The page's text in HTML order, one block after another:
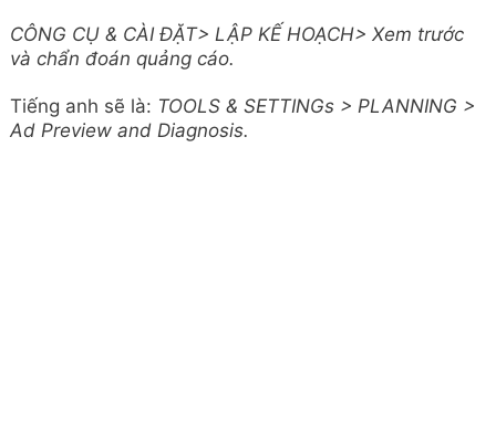
CÔNG CỤ & CÀI ĐẶT> LẬP KẾ HOẠCH> Xem trước
và chẩn đoán quảng cáo.
Tiếng anh sẽ là: TOOLS & SETTINGs > PLANNING >
Ad Preview and Diagnosis.